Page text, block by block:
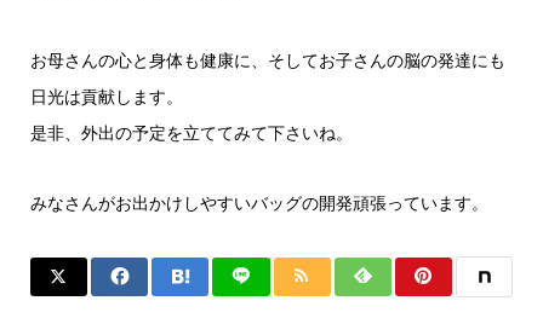
お母さんの心と身体も健康に、そしてお子さんの脳の発達にも
日光は貢献します。
是非、外出の予定を立ててみて下さいね。
みなさんがお出かけしやすいバッグの開発頑張っています。